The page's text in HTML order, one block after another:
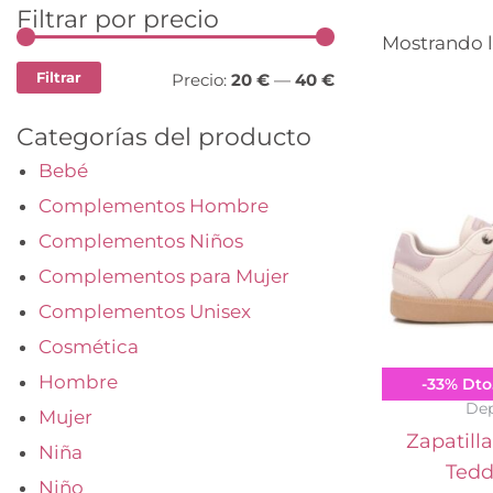
Filtrar por precio
Filtrar Precio: 20 €— 40 €
Categorías del producto
Bebé
Complementos Hombre
Complementos Niños
Complementos para Mujer
Complementos Unisex
Cosmética
Hombre
Mujer
Niña
Niño
Mostrando
-33%